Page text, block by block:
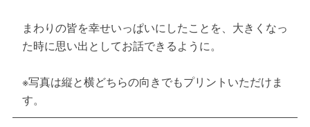
まわりの皆を幸せいっぱいにしたことを、大きくなっ
た時に思い出としてお話できるように。
※写真は縦と横どちらの向きでもプリントいただけま
す。